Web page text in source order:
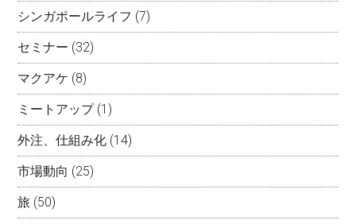
シンガポールライフ (7)
セミナー (32)
マクアケ (8)
ミートアップ(1)
外注、仕組み化 (14)
市場動向 (25)
旅 (50)